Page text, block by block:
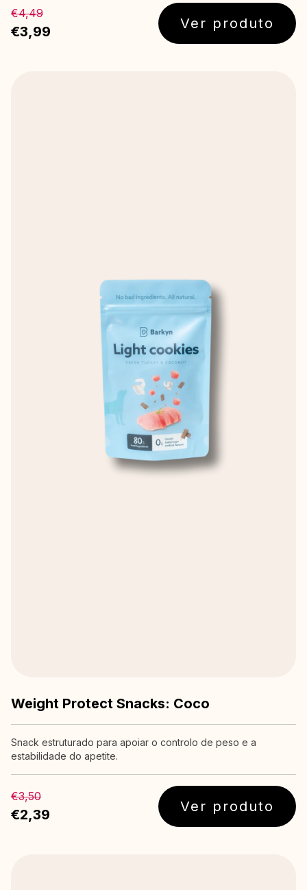
€4,49
€3,99 Ver produto
Weight Protect Snacks: Coco
Snack estruturado para apoiar o controlo de peso e a
estabilidade do apetite.
€3,50
€2,39 Ver produto